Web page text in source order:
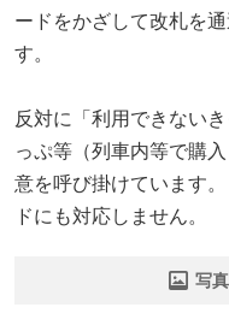
ードをかざして改札を
す。
反対に「利用できない
っぷ等（列車内等で購
意を呼び掛けています
ドにも対応しません。
写